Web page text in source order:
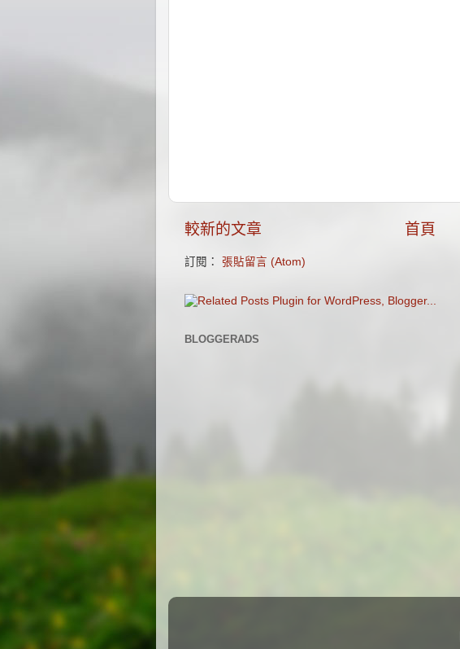
較新的文章 首頁
訂閱： 張貼留言 (Atom)
BLOGGERADS